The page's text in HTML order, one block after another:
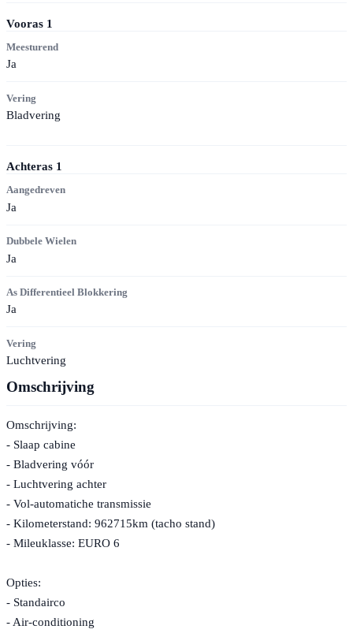
Vooras 1
Meesturend
Ja
Vering
Bladvering
Achteras 1
Aangedreven
Ja
Dubbele Wielen
Ja
As Differentieel Blokkering
Ja
Vering
Luchtvering
Omschrijving
Omschrijving:
- Slaap cabine
- Bladvering vóór
- Luchtvering achter
- Vol-automatiche transmissie
- Kilometerstand: 962715km (tacho stand)
- Mileuklasse: EURO 6
Opties:
- Standairco
- Air-conditioning